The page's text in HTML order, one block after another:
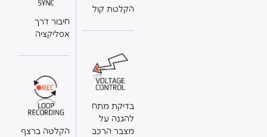
הקלטת קול
בדיקת מתח
להגנה על
מצבר הרכב
חיבור דרך
אפליקציה
הקלטה ברצף